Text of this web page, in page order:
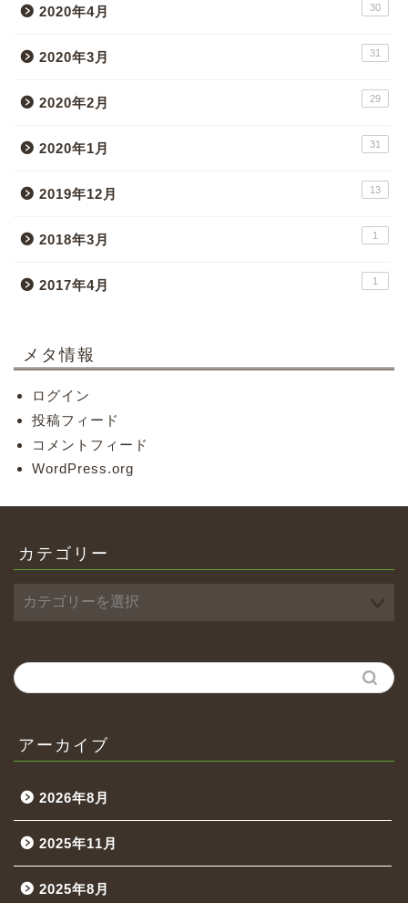
2020年4月 30
2020年3月 31
2020年2月 29
2020年1月 31
2019年12月 13
2018年3月 1
2017年4月 1
メタ情報
ログイン
投稿フィード
コメントフィード
WordPress.org
カテゴリー
アーカイブ
2026年8月
2025年11月
2025年8月